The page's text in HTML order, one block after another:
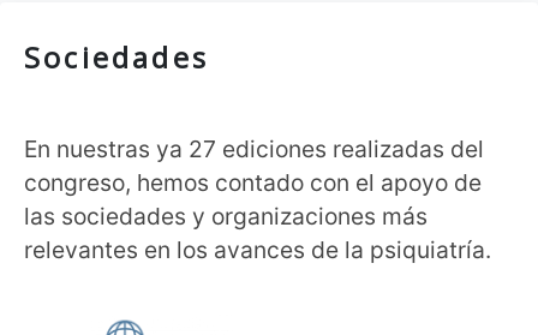
Sociedades
En nuestras ya 27 ediciones realizadas del
congreso, hemos contado con el apoyo de
las sociedades y organizaciones más
relevantes en los avances de la psiquiatría.